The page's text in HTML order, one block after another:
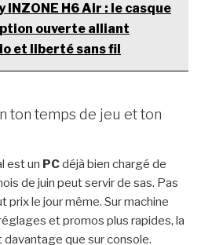
INZONE H6 Air : le casque
ouverte alliant
et liberté sans fil
ton temps de jeu et ton
est un PCdéjà bien chargé de
de juin peut servir de sas. Pas
prix le jour même. Sur machine
et promos plus rapides, la
que sur console.